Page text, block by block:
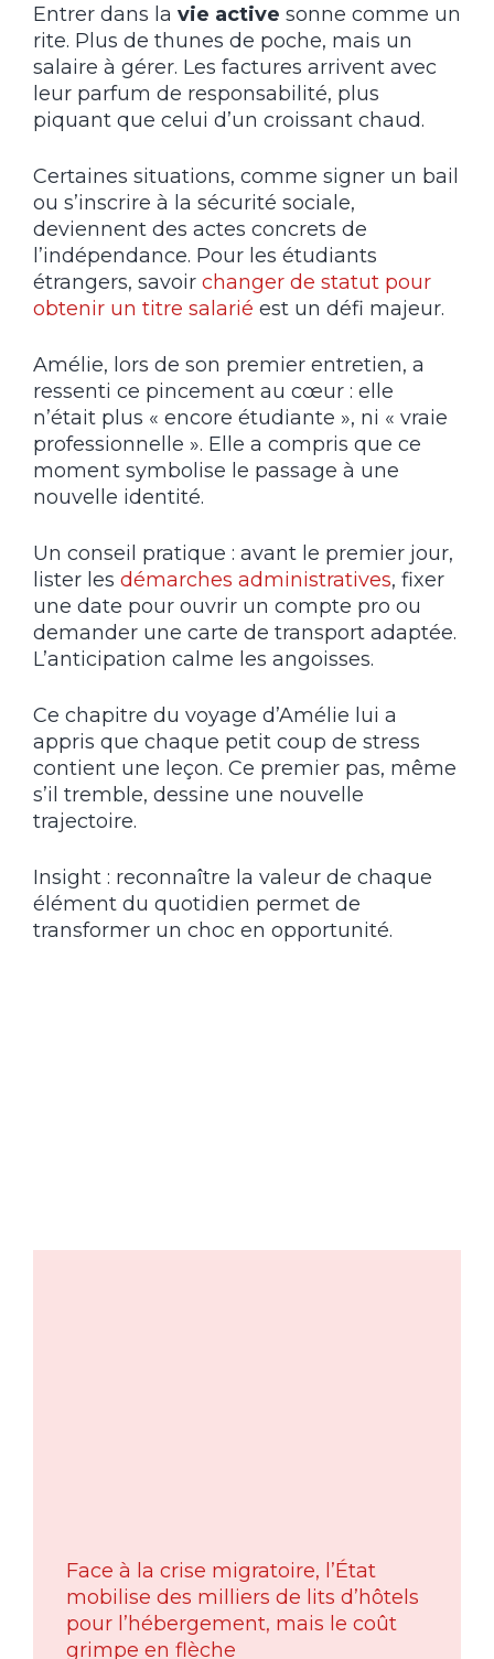
Entrer dans la vie active sonne comme un
rite. Plus de thunes de poche, mais un
salaire à gérer. Les factures arrivent avec
leur parfum de responsabilité, plus
piquant que celui d’un croissant chaud.
Certaines situations, comme signer un bail
ou s’inscrire à la sécurité sociale,
deviennent des actes concrets de
l’indépendance. Pour les étudiants
étrangers, savoir changer de statut pour
obtenir un titre salarié est un défi majeur.
Amélie, lors de son premier entretien, a
ressenti ce pincement au cœur : elle
n’était plus « encore étudiante », ni « vraie
professionnelle ». Elle a compris que ce
moment symbolise le passage à une
nouvelle identité.
Un conseil pratique : avant le premier jour,
lister les démarches administratives, fixer
une date pour ouvrir un compte pro ou
demander une carte de transport adaptée.
L’anticipation calme les angoisses.
Ce chapitre du voyage d’Amélie lui a
appris que chaque petit coup de stress
contient une leçon. Ce premier pas, même
s’il tremble, dessine une nouvelle
trajectoire.
Insight : reconnaître la valeur de chaque
élément du quotidien permet de
transformer un choc en opportunité.
Face à la crise migratoire, l’État
mobilise des milliers de lits d’hôtels
pour l’hébergement, mais le coût
grimpe en flèche